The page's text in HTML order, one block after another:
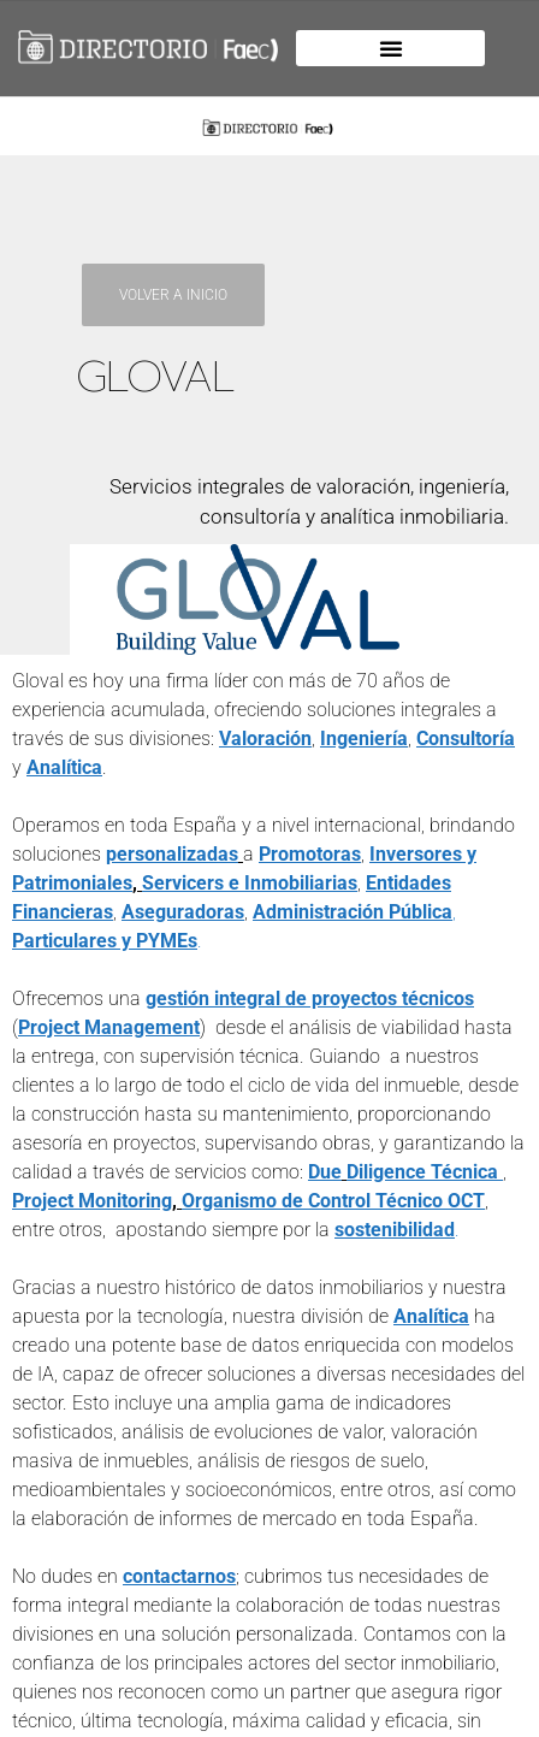
VOLVER A INICIO
GLOVAL
Servicios integrales de valoración, ingeniería,
consultoría y analítica inmobiliaria.
Gloval es hoy una firma líder con más de 70 años de
experiencia acumulada, ofreciendo soluciones integrales a
través de sus divisiones: Valoración, Ingeniería, Consultoría
y Analítica.
Operamos en toda España y a nivel internacional, brindando
soluciones personalizadas a Promotoras, Inversores y
Patrimoniales, Servicers e Inmobiliarias, Entidades
Financieras, Aseguradoras, Administración Pública,
Particulares y PYMEs.
Ofrecemos una gestión integral de proyectos técnicos
( Project Management) desde el análisis de viabilidad hasta
la entrega, con supervisión técnica. Guiando a nuestros
clientes a lo largo de todo el ciclo de vida del inmueble, desde
la construcción hasta su mantenimiento, proporcionando
asesoría en proyectos, supervisando obras, y garantizando la
calidad a través de servicios como: Due Diligence Técnica ,
Project Monitoring, Organismo de Control Técnico OCT,
entre otros, apostando siempre por la sostenibilidad .
Gracias a nuestro histórico de datos inmobiliarios y nuestra
apuesta por la tecnología, nuestra división de Analítica ha
creado una potente base de datos enriquecida con modelos
de IA, capaz de ofrecer soluciones a diversas necesidades del
sector. Esto incluye una amplia gama de indicadores
sofisticados, análisis de evoluciones de valor, valoración
masiva de inmuebles, análisis de riesgos de suelo,
medioambientales y socioeconómicos, entre otros, así como
la elaboración de informes de mercado en toda España.
No dudes en contactarnos; cubrimos tus necesidades de
forma integral mediante la colaboración de todas nuestras
divisiones en una solución personalizada. Contamos con la
confianza de los principales actores del sector inmobiliario,
quienes nos reconocen como un partner que asegura rigor
técnico, última tecnología, máxima calidad y eficacia, sin